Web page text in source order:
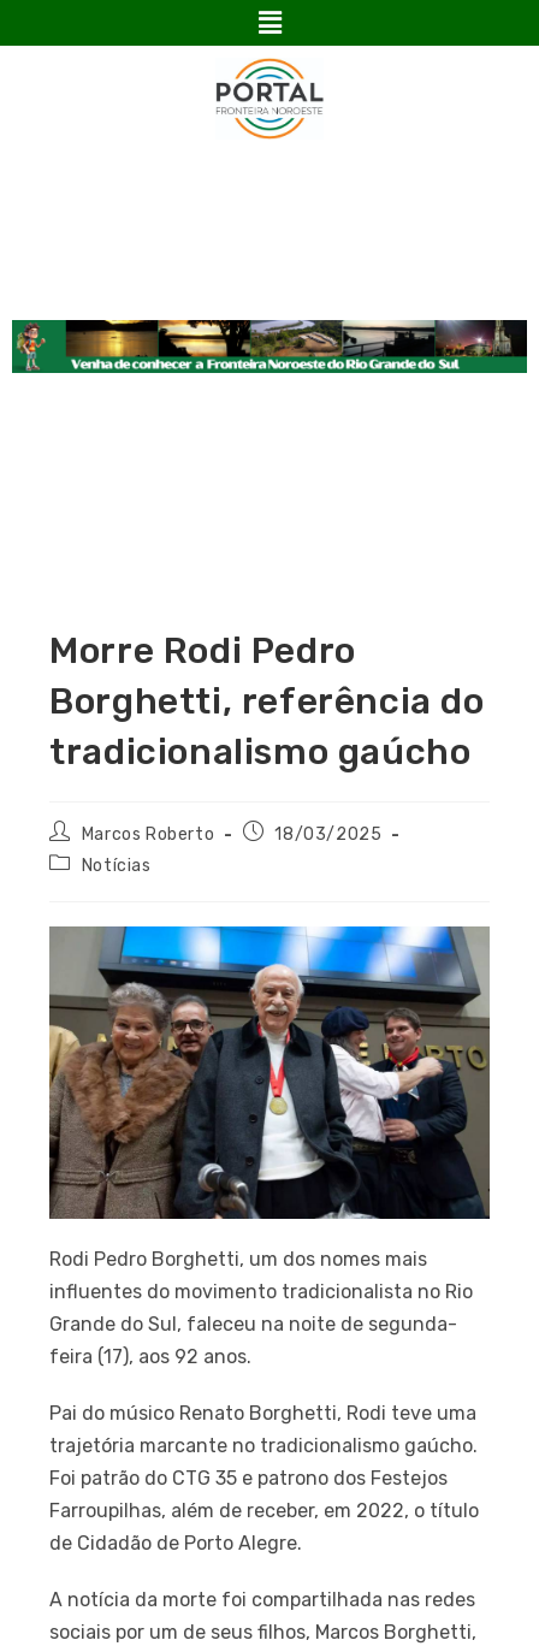
Morre Rodi Pedro
Borghetti, referência do
tradicionalismo gaúcho
Marcos Roberto
18/03/2025
Notícias
Rodi Pedro Borghetti, um dos nomes mais
influentes do movimento tradicionalista no Rio
Grande do Sul, faleceu na noite de segunda-
feira (17), aos 92 anos.
Pai do músico Renato Borghetti, Rodi teve uma
trajetória marcante no tradicionalismo gaúcho.
Foi patrão do CTG 35 e patrono dos Festejos
Farroupilhas, além de receber, em 2022, o título
de Cidadão de Porto Alegre.
A notícia da morte foi compartilhada nas redes
sociais por um de seus filhos, Marcos Borghetti,